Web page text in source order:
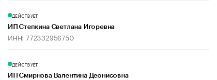
ДЕЙСТВУЕТ
ИП Степкина Светлана Игоревна
ИНН: 772332956750
ДЕЙСТВУЕТ
ИП Смирнова Валентина Деонисовна